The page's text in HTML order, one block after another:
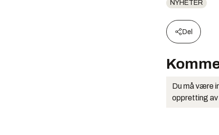
NYHETER
Del
Du må være
oppretting av